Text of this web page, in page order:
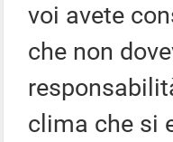
voi avete
che non
clima che si